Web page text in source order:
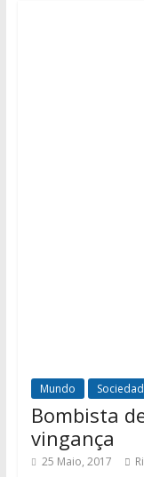
Mundo
Bombista
vingança
25 Maio, 2017